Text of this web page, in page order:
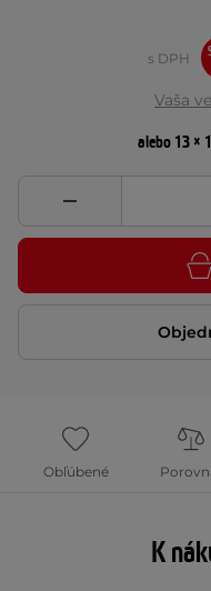
s DPH
Vaša
alebo 13 ×
Obľúbené
K